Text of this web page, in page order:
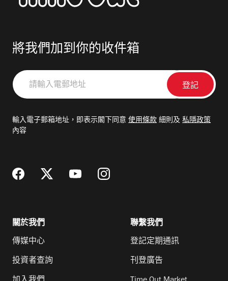
將我們加到你的收件箱
請
輸
郵
輸入電子郵箱地址，即表示閣下同意 使用條款 細則及 私隱政策
內容
關於我們
傳媒中心
投資者查詢
聯繫我們
登記定期通訊
刊登廣告